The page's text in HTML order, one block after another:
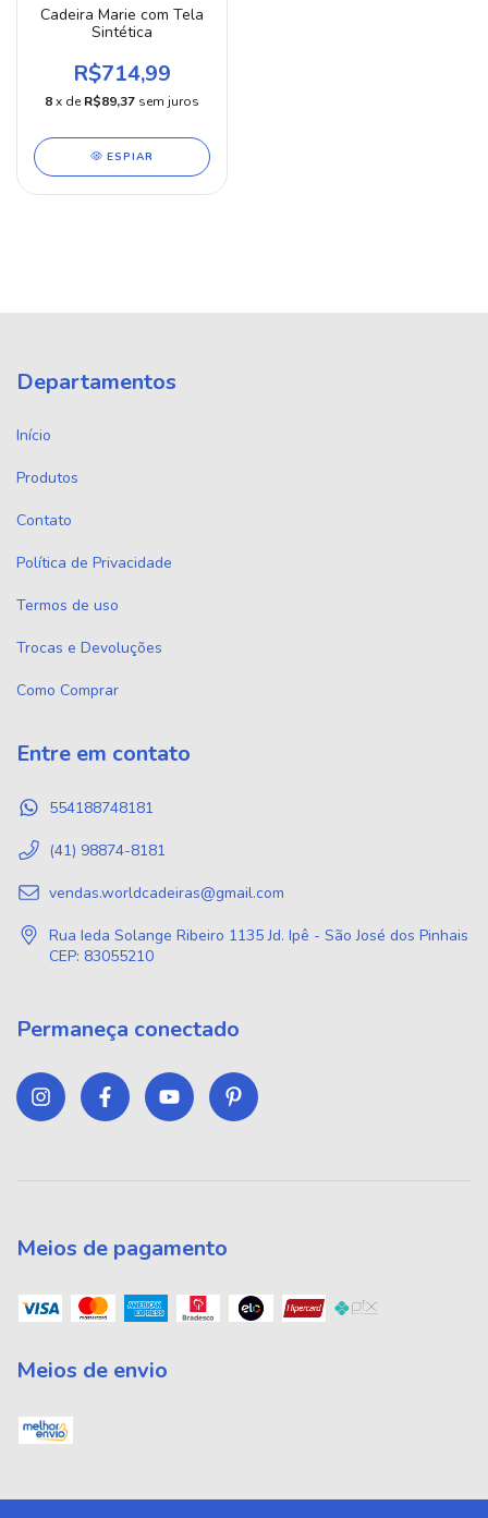
Cadeira Marie com Tela
Sintética
R$714,99
8x de R$89,37 sem juros
ESPIAR
Departamentos
Início
Produtos
Contato
Política de Privacidade
Termos de uso
Trocas e Devoluções
Como Comprar
Entre em contato
554188748181
(41) 98874-8181
vendas.worldcadeiras@gmail.com
Rua Ieda Solange Ribeiro 1135 Jd. Ipê - São José dos Pinhais
CEP: 83055210
Permaneça conectado
Meios de pagamento
Meios de envio